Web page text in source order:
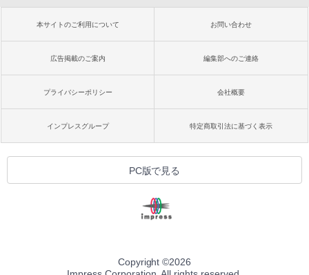
本サイトのご利用について お問い合わせ
広告掲載のご案内 編集部へのご連絡
プライバシーポリシー 会社概要
インプレスグループ 特定商取引法に基づく表示
PC版で見る
Copyright ©2026